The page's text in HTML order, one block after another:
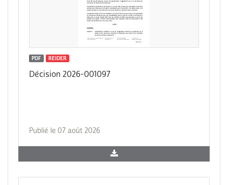
PDF REIDER
Décision 2026-001097
Publié le 07 août 2026